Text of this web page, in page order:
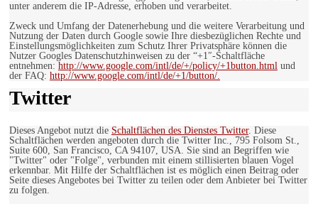
unter anderem die IP-Adresse, erhoben und verarbeitet.
Zweck und Umfang der Datenerhebung und die weitere Verarbeitung und
Nutzung der Daten durch Google sowie Ihre diesbezüglichen Rechte und
Einstellungsmöglichkeiten zum Schutz Ihrer Privatsphäre können die
Nutzer Googles Datenschutzhinweisen zu der “+1″-Schaltfläche
entnehmen: http://www.google.com/intl/de/+/policy/+1button.html und
der FAQ: http://www.google.com/intl/de/+1/button/.
Twitter
Dieses Angebot nutzt die Schaltflächen des Dienstes Twitter. Diese
Schaltflächen werden angeboten durch die Twitter Inc., 795 Folsom St.,
Suite 600, San Francisco, CA 94107, USA. Sie sind an Begriffen wie
"Twitter" oder "Folge", verbunden mit einem stillisierten blauen Vogel
erkennbar. Mit Hilfe der Schaltflächen ist es möglich einen Beitrag oder
Seite dieses Angebotes bei Twitter zu teilen oder dem Anbieter bei Twitter
zu folgen.